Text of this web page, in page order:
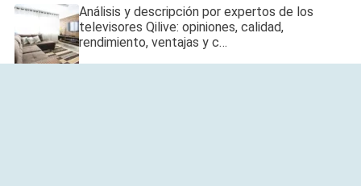
Análisis y descripción por expertos de los
televisores Qilive: opiniones, calidad,
rendimiento, ventajas y c…